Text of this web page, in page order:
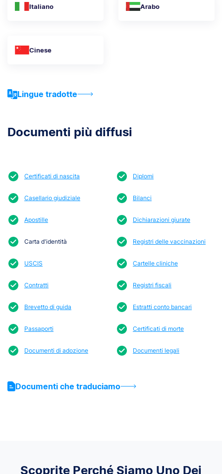
Italiano Arabo
Cinese
Lingue tradotte
Documenti più diffusi
Certificati di nascita Diplomi
Casellario giudiziale Bilanci
Apostille Dichiarazioni giurate
Carta d'identità Registri delle vaccinazioni
USCIS Cartelle cliniche
Contratti Registri fiscali
Brevetto di guida Estratti conto bancari
Passaporti Certificati di morte
Documenti di adozione Documenti legali
Documenti che traduciamo
Scoprite Perché Siamo Uno Dei